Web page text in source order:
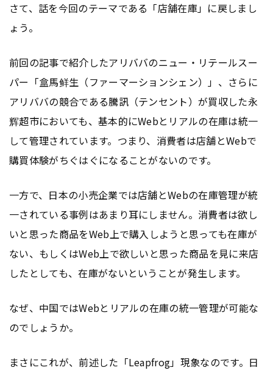
さて、話を今回のテーマである「店舗在庫」に戻しまし
ょう。
前回の記事で紹介したアリババのニュー・リテールスー
パー「盒馬鲜生（ファーマーションシェン）」、さらに
アリババの競合である騰訊（テンセント）が買収した永
辉超市においても、基本的にWebとリアルの在庫は統一
して管理されています。つまり、消費者は店舗とWebで
購買体験がちぐはぐになることがないのです。
一方で、日本の小売企業では店舗とWebの在庫管理が統
一されている事例はあまり耳にしません。消費者は欲し
いと思った商品をWeb上で購入しようと思っても在庫が
ない、もしくはWeb上で欲しいと思った商品を見に来店
したとしても、在庫がないということが発生します。
なぜ、中国ではWebとリアルの在庫の統一管理が可能な
のでしょうか。
まさにこれが、前述した「Leapfrog」現象なのです。日